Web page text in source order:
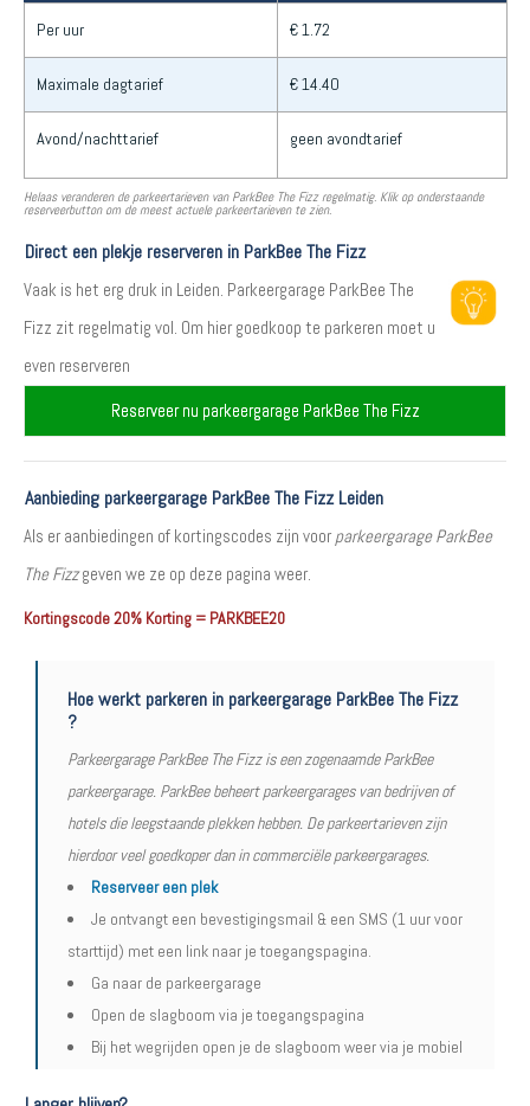
Per uur € 1.72
Maximale dagtarief € 14.40
Avond/nachttarief geen avondtarief
Helaas veranderen de parkeertarieven van ParkBee The Fizz regelmatig. Klik op onderstaande
reserveerbutton om de meest actuele parkeertarieven te zien.
Direct een plekje reserveren in ParkBee The Fizz
Vaak is het erg druk in Leiden. Parkeergarage ParkBee The
Fizz zit regelmatig vol. Om hier goedkoop te parkeren moet u
even reserveren
Reserveer nu parkeergarage ParkBee The Fizz
Aanbieding parkeergarage ParkBee The Fizz Leiden
Als er aanbiedingen of kortingscodes zijn voor parkeergarage ParkBee
The Fizzgeven we ze op deze pagina weer.
Kortingscode 20% Korting = PARKBEE20
Hoe werkt parkeren in parkeergarage ParkBee The Fizz
?
Parkeergarage ParkBee The Fizz is een zogenaamde ParkBee
parkeergarage. ParkBee beheert parkeergarages van bedrijven of
hotels die leegstaande plekken hebben. De parkeertarieven zijn
hierdoor veel goedkoper dan in commerciële parkeergarages.
Reserveer een plek
Je ontvangt een bevestigingsmail & een SMS (1 uur voor
starttijd) met een link naar je toegangspagina.
Ga naar de parkeergarage
Open de slagboom via je toegangspagina
Bij het wegrijden open je de slagboom weer via je mobiel